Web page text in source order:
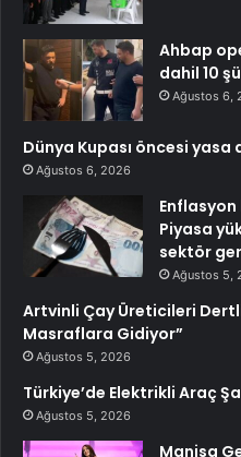
Ahbap
dahil 10
Ağustos 6,
Dünya Kupası öncesi yasa
Ağustos 6, 2026
Piyasa
sektör
Ağustos 5,
Artvinli Çay Üreticileri
Masraflara Gidiyor”
Ağustos 5, 2026
Türkiye’de Elektrikli Araç
Ağustos 5, 2026
Manisa